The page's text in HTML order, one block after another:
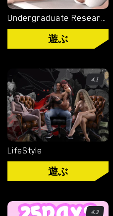
ポルノゲーム APK
ゲームエンジン
RENPY
RUFFLE
HTML
カテゴリー
3D
Undergraduate Research
遊ぶ
4.1
LifeStyle
遊ぶ
4.3